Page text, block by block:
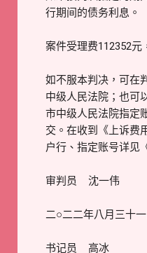
行期间的债务利息。
案件受理费112352元
如不服本判决，可在
中级人民法院；也可
市中级人民法院指定
交。在收到《上诉费
户行、指定账号详见
审判员 沈一伟
二○二二年八月三十一
书记员 高冰